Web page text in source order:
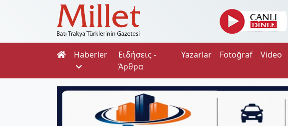
Haberler
Ειδήσεις -
Άρθρα
Yazarlar Fotoğraf Video